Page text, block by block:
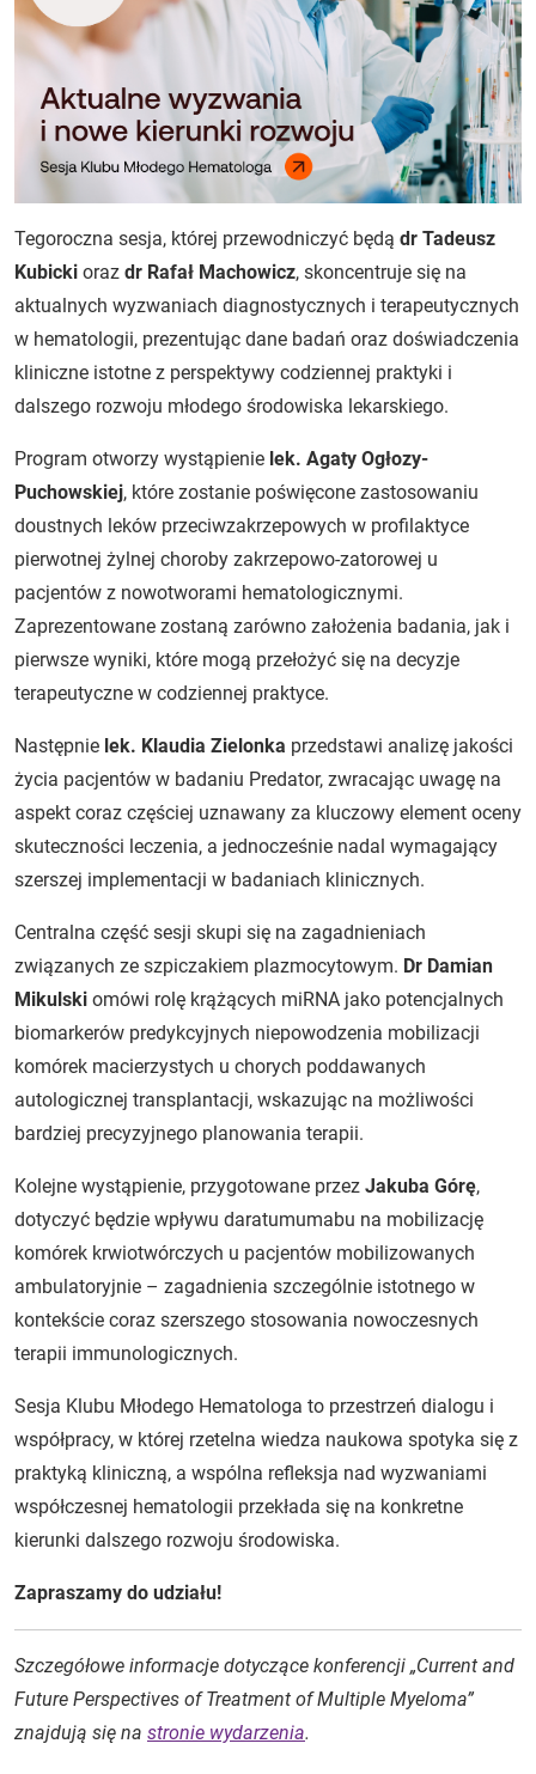
Tegoroczna sesja, której przewodniczyć będą dr Tadeusz
Kubicki oraz dr Rafał Machowicz, skoncentruje się na
aktualnych wyzwaniach diagnostycznych i terapeutycznych
w hematologii, prezentując dane badań oraz doświadczenia
kliniczne istotne z perspektywy codziennej praktyki i
dalszego rozwoju młodego środowiska lekarskiego.
Program otworzy wystąpienie lek. Agaty Ogłozy-
Puchowskiej, które zostanie poświęcone zastosowaniu
doustnych leków przeciwzakrzepowych w profilaktyce
pierwotnej żylnej choroby zakrzepowo-zatorowej u
pacjentów z nowotworami hematologicznymi.
Zaprezentowane zostaną zarówno założenia badania, jak i
pierwsze wyniki, które mogą przełożyć się na decyzje
terapeutyczne w codziennej praktyce.
Następnie lek. Klaudia Zielonka przedstawi analizę jakości
życia pacjentów w badaniu Predator, zwracając uwagę na
aspekt coraz częściej uznawany za kluczowy element oceny
skuteczności leczenia, a jednocześnie nadal wymagający
szerszej implementacji w badaniach klinicznych.
Centralna część sesji skupi się na zagadnieniach
związanych ze szpiczakiem plazmocytowym. Dr Damian
Mikulski omówi rolę krążących miRNA jako potencjalnych
biomarkerów predykcyjnych niepowodzenia mobilizacji
komórek macierzystych u chorych poddawanych
autologicznej transplantacji, wskazując na możliwości
bardziej precyzyjnego planowania terapii.
Kolejne wystąpienie, przygotowane przez Jakuba Górę,
dotyczyć będzie wpływu daratumumabu na mobilizację
komórek krwiotwórczych u pacjentów mobilizowanych
ambulatoryjnie – zagadnienia szczególnie istotnego w
kontekście coraz szerszego stosowania nowoczesnych
terapii immunologicznych.
Sesja Klubu Młodego Hematologa to przestrzeń dialogu i
współpracy, w której rzetelna wiedza naukowa spotyka się z
praktyką kliniczną, a wspólna refleksja nad wyzwaniami
współczesnej hematologii przekłada się na konkretne
kierunki dalszego rozwoju środowiska.
Zapraszamy do udziału!
Szczegółowe informacje dotyczące konferencji „Current and
Future Perspectives of Treatment of Multiple Myeloma”
znajdują się na stronie wydarzenia.